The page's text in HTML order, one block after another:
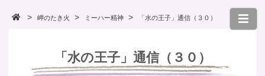
岬のたき火 ミーハー精神 「水の王子」通信（３０）
「水の王子」通信（３０）